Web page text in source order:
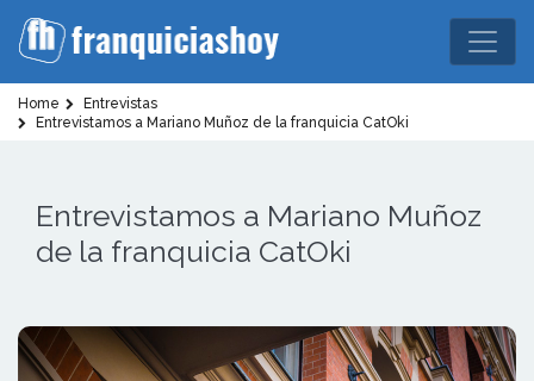
Home
Entrevistas
Entrevistamos a Mariano Muñoz de la franquicia CatOki
Entrevistamos a Mariano Muñoz
de la franquicia CatOki